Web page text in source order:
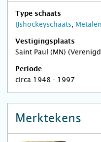
Type schaats
IJshockeyschaats,
Vestigingsplaats
Saint Paul (MN)
Periode
circa 1948 - 1997
Merktekens